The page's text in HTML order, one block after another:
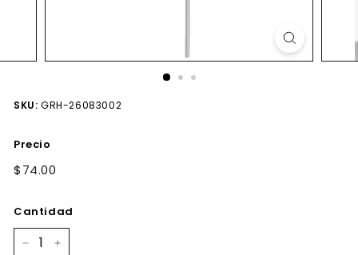
SKU: GRH-26083002
Precio
Precio
$74.00
Cantidad